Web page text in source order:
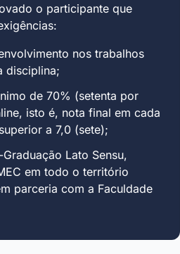
o participante que
nos trabalhos
disciplina;
de 70% (setenta por
isto é, nota final em cada
a 7,0 (sete);
Lato Sensu,
em todo o território
parceria com a Faculdade